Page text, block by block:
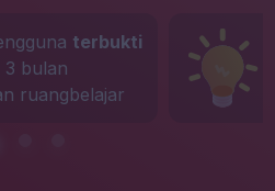
terbukti
3 bulan
ruangbelajar